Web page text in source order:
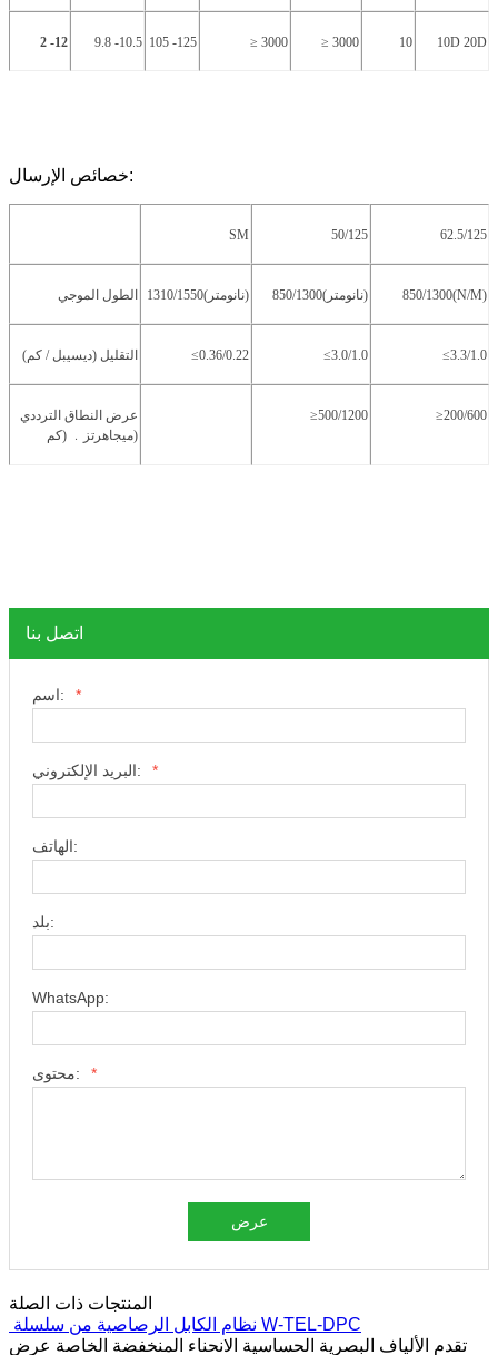
2 -12 9.8 -10.5 105 -125 ≥ 3000 ≥ 3000 10 10D 20D
خصائص الإرسال:
SM 50/125 62.5/125
الطول الموجي 1310/1550(نانومتر) 850/1300(نانومتر) 850/1300(N/M)
التقليل (ديسيبل / كم) ≤0.36/0.22 ≤3.0/1.0 ≤3.3/1.0
عرض النطاق الترددي
(ميجاهرتز
﹒ (كم
≥500/1200 ≥200/600
اتصل بنا
اسم: *
البريد الإلكتروني: *
الهاتف:
بلد:
WhatsApp:
محتوى: *
عرض
المنتجات ذات الصلة
نظام الكابل الرصاصية من سلسلة W-TEL-DPC
تقدم الألياف البصرية الحساسية الانحناء المنخفضة الخاصة عرض